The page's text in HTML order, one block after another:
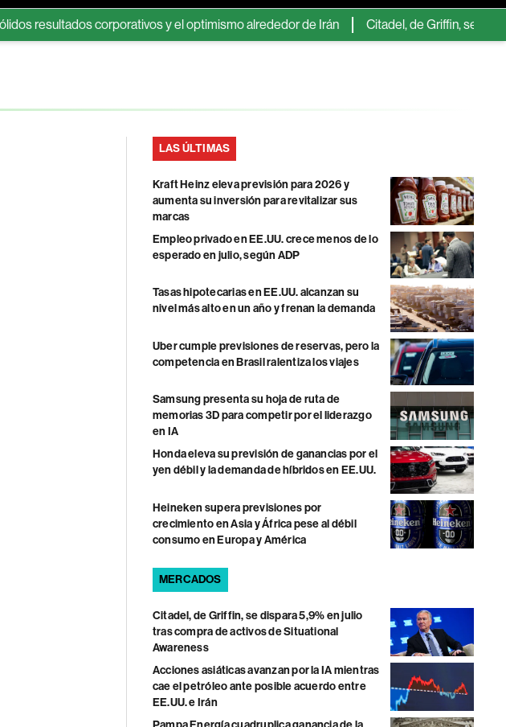
corporativos y el optimismo alrededor de Irán Citadel, de Griffin, se dispara 5,9%
LAS ÚLTIMAS
Kraft Heinz eleva previsión para 2026 y
aumenta su inversión para revitalizar sus
marcas
Empleo privado en EE.UU. crece menos de lo
esperado en julio, según ADP
Tasas hipotecarias en EE.UU. alcanzan su
nivel más alto en un año y frenan la demanda
Uber cumple previsiones de reservas, pero la
competencia en Brasil ralentiza los viajes
Samsung presenta su hoja de ruta de
memorias 3D para competir por el liderazgo
en IA
Honda eleva su previsión de ganancias por el
yen débil y la demanda de híbridos en EE.UU.
Heineken supera previsiones por
crecimiento en Asia y África pese al débil
consumo en Europa y América
MERCADOS
Citadel, de Griffin, se dispara 5,9% en julio
tras compra de activos de Situational
Awareness
Acciones asiáticas avanzan por la IA mientras
cae el petróleo ante posible acuerdo entre
EE.UU. e Irán